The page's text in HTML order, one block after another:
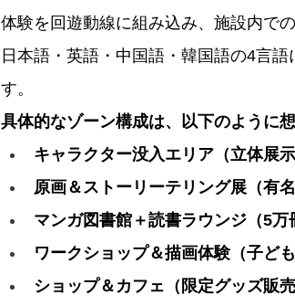
体験を回遊動線に組み込み、施設内で
日本語・英語・中国語・韓国語の4言
す。
具体的なゾーン構成は、以下のように想
キャラクター没入エリア（立体展
原画＆ストーリーテリング展（有
マンガ図書館＋読書ラウンジ（5万
ワークショップ＆描画体験（子ど
ショップ＆カフェ（限定グッズ販